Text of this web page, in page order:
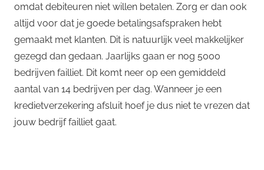
omdat debiteuren niet willen betalen. Zorg er dan ook
altijd voor dat je goede betalingsafspraken hebt
gemaakt met klanten. Dit is natuurlijk veel makkelijker
gezegd dan gedaan. Jaarlijks gaan er nog 5000
bedrijven failliet. Dit komt neer op een gemiddeld
aantal van 14 bedrijven per dag. Wanneer je een
kredietverzekering afsluit hoef je dus niet te vrezen dat
jouw bedrijf failliet gaat.